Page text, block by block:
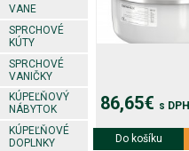
VANE
SPRCHOVÉ
KÚTY
SPRCHOVÉ
VANIČKY
KÚPEĽŇOVÝ
NÁBYTOK
KÚPEĽŇOVÉ
DOPLNKY
86,65€ s DPH
Viac info
Do košíku